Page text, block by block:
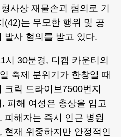
사상 재물손괴 혐의로 기
(42)는 무모한 행위 및 공
발사 혐의를 받고 있다.
시 30분경, 디캡 카운티의
축제 분위기가 한창일 때
릭 드라이브7500번지
피해 여성은 총상을 입고
피해자는 즉시 인근 병원
현재 위중하지만 안정적인